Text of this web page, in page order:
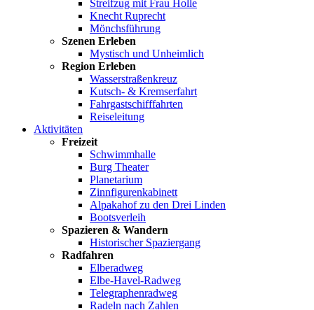
Streifzug mit Frau Holle
Knecht Ruprecht
Mönchsführung
Szenen Erleben
Mystisch und Unheimlich
Region Erleben
Wasserstraßenkreuz
Kutsch- & Kremserfahrt
Fahrgastschifffahrten
Reiseleitung
Aktivitäten
Freizeit
Schwimmhalle
Burg Theater
Planetarium
Zinnfigurenkabinett
Alpakahof zu den Drei Linden
Bootsverleih
Spazieren & Wandern
Historischer Spaziergang
Radfahren
Elberadweg
Elbe-Havel-Radweg
Telegraphenradweg
Radeln nach Zahlen